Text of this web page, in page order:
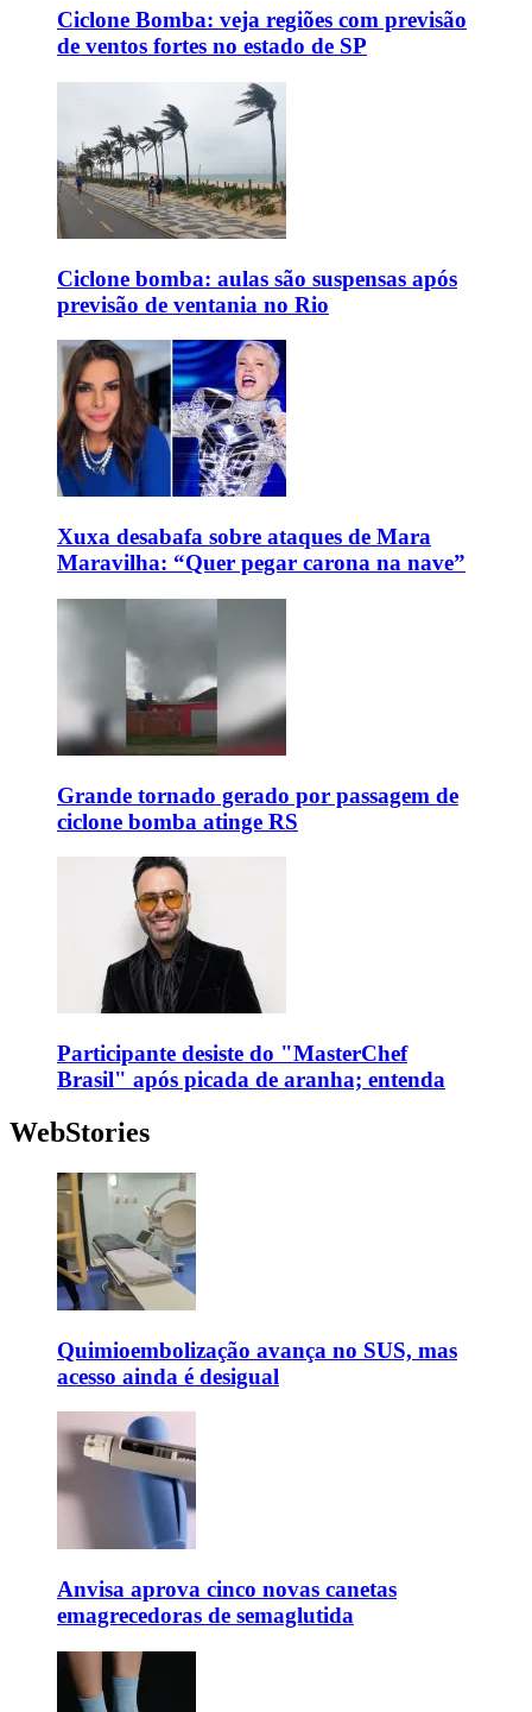
Ciclone Bomba: veja regiões com previsão
de ventos fortes no estado de SP
Ciclone bomba: aulas são suspensas após
previsão de ventania no Rio
Xuxa desabafa sobre ataques de Mara
Maravilha: “Quer pegar carona na nave”
Grande tornado gerado por passagem de
ciclone bomba atinge RS
Participante desiste do "MasterChef
Brasil" após picada de aranha; entenda
WebStories
Quimioembolização avança no SUS, mas
acesso ainda é desigual
Anvisa aprova cinco novas canetas
emagrecedoras de semaglutida